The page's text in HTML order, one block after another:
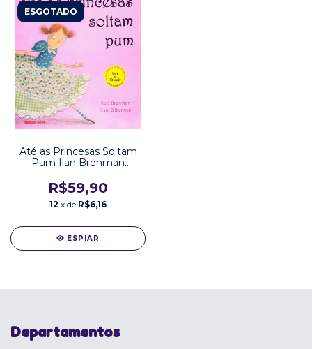
ESGOTADO
Até as Princesas Soltam
Pum Ilan Brenman
R$59,90
12 x de R$6,16
ESPIAR
Departamentos